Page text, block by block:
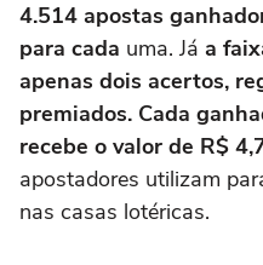
4.514 apostas
para cada uma. Já a
apenas dois acertos,
premiados. Cada
recebe o valor de R$
apostadores utilizam
nas casas lotéricas.